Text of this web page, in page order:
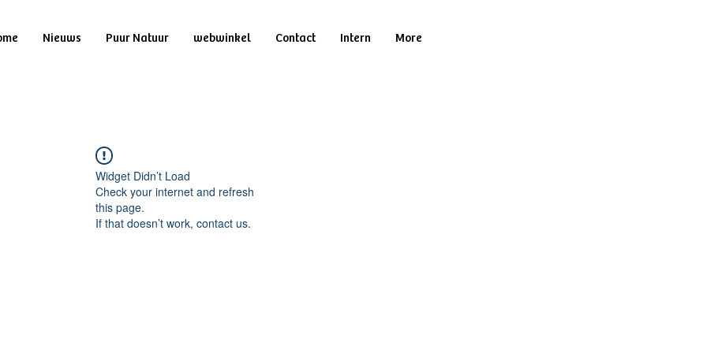
Nieuws Puur Natuur webwinkel Contact Intern More
Widget Didn’t Load
Check your internet and refresh
this page.
If that doesn’t work, contact us.